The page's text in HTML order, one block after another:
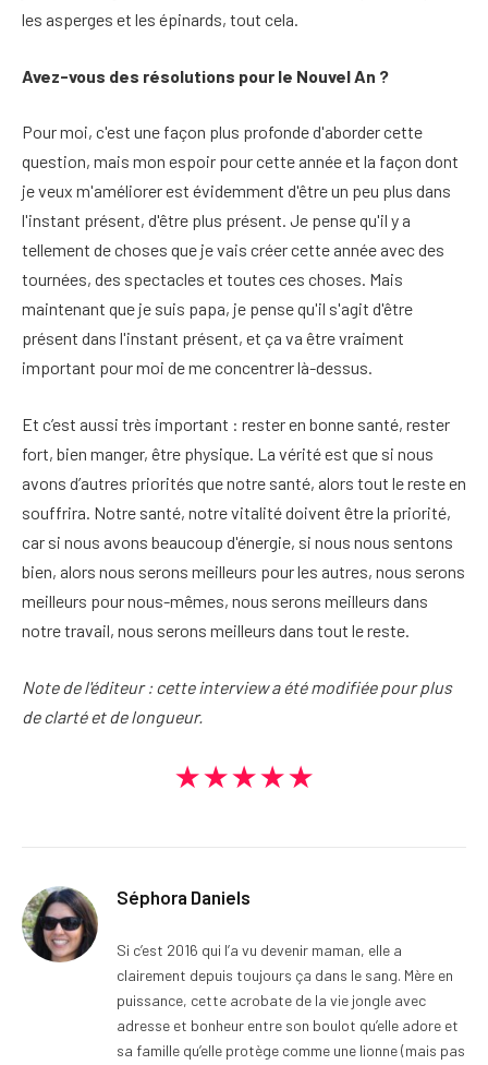
les asperges et les épinards, tout cela.
Avez-vous des résolutions pour le Nouvel An ?
Pour moi, c'est une façon plus profonde d'aborder cette
question, mais mon espoir pour cette année et la façon dont
je veux m'améliorer est évidemment d'être un peu plus dans
l'instant présent, d'être plus présent. Je pense qu'il y a
tellement de choses que je vais créer cette année avec des
tournées, des spectacles et toutes ces choses. Mais
maintenant que je suis papa, je pense qu'il s'agit d'être
présent dans l'instant présent, et ça va être vraiment
important pour moi de me concentrer là-dessus.
Et c’est aussi très important : rester en bonne santé, rester
fort, bien manger, être physique. La vérité est que si nous
avons d’autres priorités que notre santé, alors tout le reste en
souffrira. Notre santé, notre vitalité doivent être la priorité,
car si nous avons beaucoup d'énergie, si nous nous sentons
bien, alors nous serons meilleurs pour les autres, nous serons
meilleurs pour nous-mêmes, nous serons meilleurs dans
notre travail, nous serons meilleurs dans tout le reste.
Note de l'éditeur : cette interview a été modifiée pour plus
de clarté et de longueur.
★★★★★
Séphora Daniels
Si c’est 2016 qui l’a vu devenir maman, elle a
clairement depuis toujours ça dans le sang. Mère en
puissance, cette acrobate de la vie jongle avec
adresse et bonheur entre son boulot qu’elle adore et
sa famille qu’elle protège comme une lionne (mais pas